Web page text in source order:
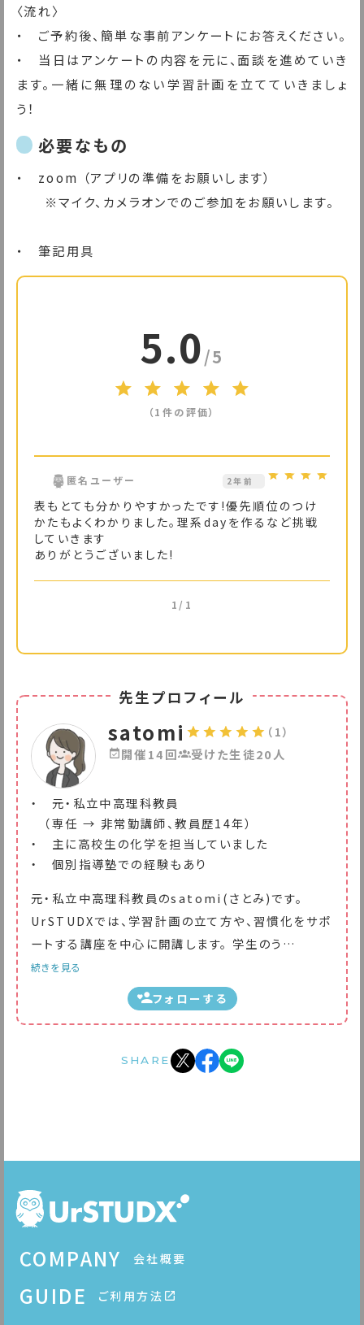
〈流れ〉
・　ご予約後、簡単な事前アンケートにお答えください。
・　当日はアンケートの内容を元に、面談を進めていき
ます。一緒に無理のない学習計画を立てていきましょ
う！
必要なもの
・　zoom （アプリの準備をお願いします）
※マイク、カメラオンでのご参加をお願いします。
・　筆記用具
5.0/5
（1件の評価）
匿名ユーザー 2年前
表もとても分かりやすかったです!優先順位のつけ
かたもよくわかりました。理系dayを作るなど挑戦
していきます
ありがとうございました!
1/1
先生プロフィール
フォローする
satomi （1）
開催14回 受けた生徒20人
・ 元・私立中高理科教員
（専任 → 非常勤講師、教員歴14年）
・ 主に高校生の化学を担当していました
・ 個別指導塾での経験もあり
元・私立中高理科教員のsatomi(さとみ)です。
UrSTUDXでは、学習計画の立て方や、習慣化をサポ
ートする講座を中心に開講します。 学生のう…
続きを見る
SHARE
COMPANY 会社概要
GUIDE ご利用方法